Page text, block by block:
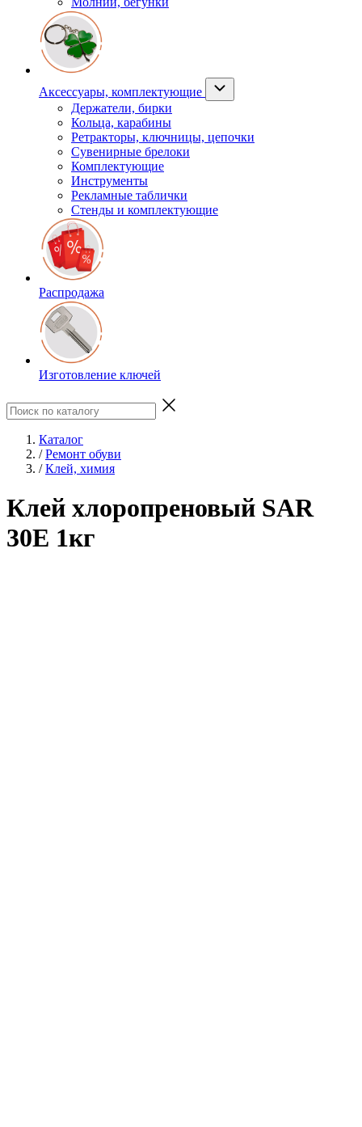
Аксессуары, комплектующие
Держатели, бирки
Кольца, карабины
Ретракторы, ключницы, цепочки
Сувенирные брелоки
Комплектующие
Инструменты
Рекламные таблички
Стенды и комплектующие
Распродажа
Изготовление ключей
Каталог
/ Ремонт обуви
/ Клей, химия
Клей хлоропреновый SAR
30E 1кг